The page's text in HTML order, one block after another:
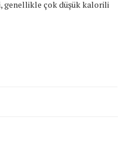
genellikle çok düşük kalorili